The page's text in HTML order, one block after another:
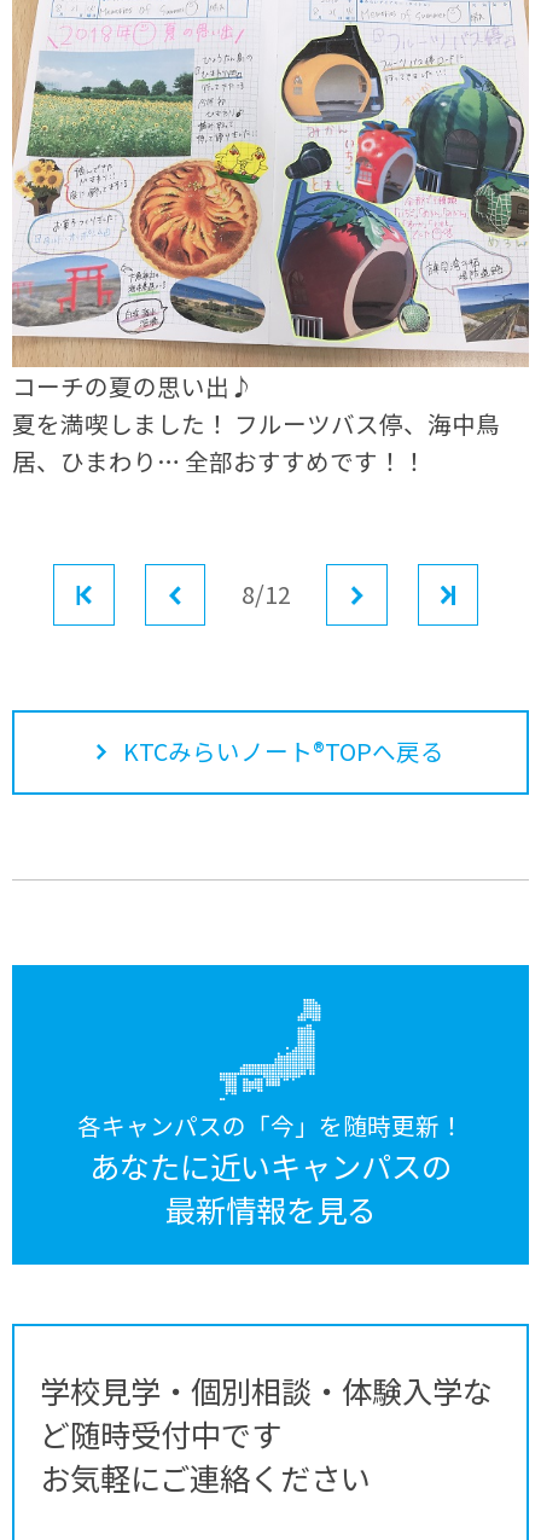
コーチの夏の思い出♪
夏を満喫しました！ フルーツバス停、海中鳥
居、ひまわり… 全部おすすめです！！
前へ8/12
KTCみらいノート®TOPへ戻る
各キャンパスの「今」を随時更新！
あなたに近いキャンパスの
最新情報を見る
学校見学・個別相談・体験入学な
ど随時受付中です
お気軽にご連絡ください